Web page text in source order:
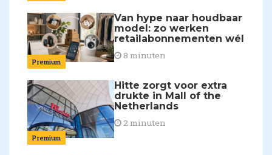
Premium
Van hype naar houdbaar
model: zo werken
retailabonnementen wél
8 minuten
Premium
Hitte zorgt voor extra
drukte in Mall of the
Netherlands
2 minuten